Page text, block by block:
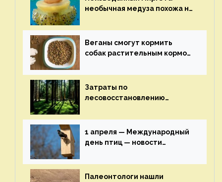
необычная медуза похожа на
экологии на ECOportal
Веганы смогут кормить
собак растительным кормом
здоровье — новости
экологии на ECOportal
Затраты по
лесовосстановлению
строительства — новости
экологии на ECOportal
1 апреля — Международный
день птиц — новости
Палеонтологи нашли